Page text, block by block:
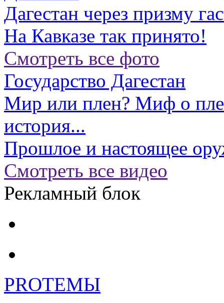
Дагестан через призму
На Кавказе так принято!
Смотреть все фото
Государство Дагестан
Мир или плен? Миф о
история...
Прошлое и настоящее
Смотреть все видео
Рекламный блок
PROТЕМЫ